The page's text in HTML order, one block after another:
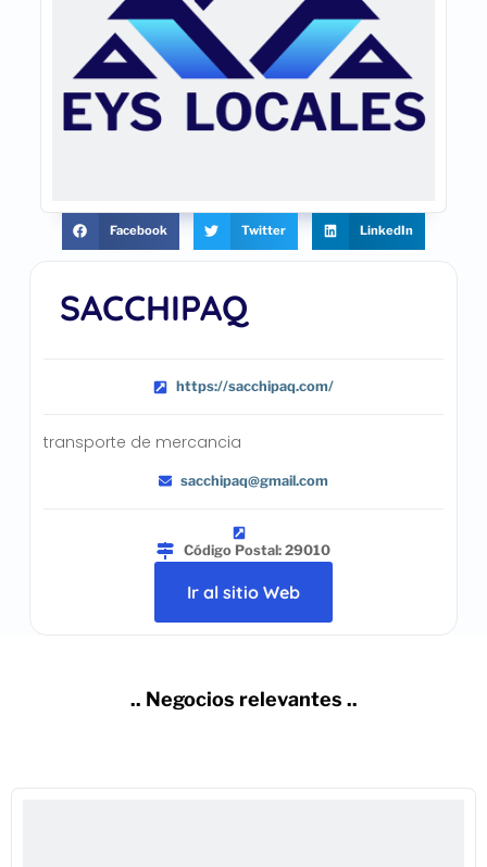
SACCHIPAQ
https://sacchipaq.com/
transporte de mercancia
sacchipaq@gmail.com
Código Postal: 29010
Ir al sitio Web
Facebook Twitter LinkedIn
.. Negocios relevantes ..